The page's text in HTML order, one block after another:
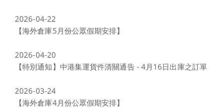
2026-04-22
【海外倉庫5月份公眾假期安排】
2026-04-20
【特別通知】中港集運貨件清關通告 - 4月16日出庫之訂單
2026-03-24
【海外倉庫4月份公眾假期安排】